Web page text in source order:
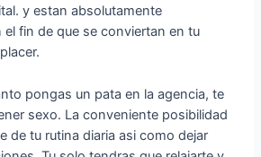
y estan absolutamente
fin de que se conviertan en tu
pongas un pata en la agencia, te
sexo. La conveniente posibilidad
de tu rutina diaria asi­ como dejar